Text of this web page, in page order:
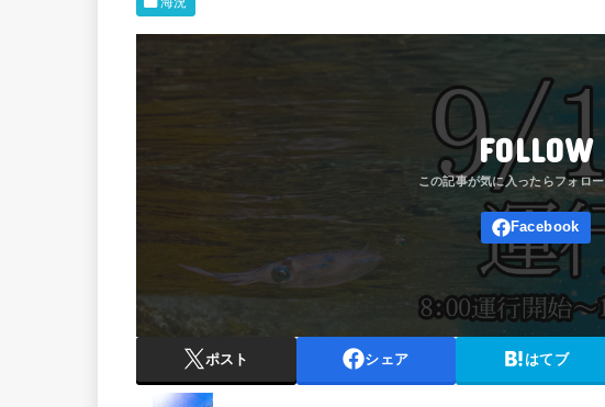
FOLLOW
ポスト シェア はてブ